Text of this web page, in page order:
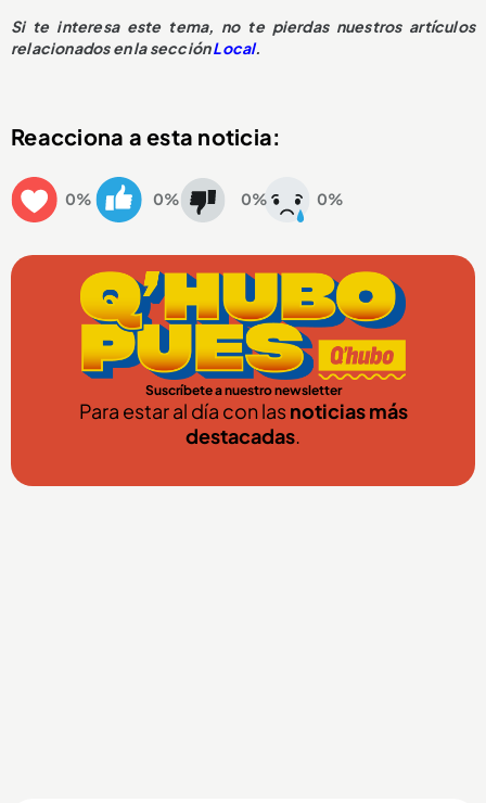
Si te interesa este tema, no te pierdas nuestros artículos
relacionados en la secciónLocal.
Reacciona a esta noticia:
0% 0% 0% 0%
Suscríbete a nuestro newsletter
Para estar al día con lasnoticias más
destacadas.